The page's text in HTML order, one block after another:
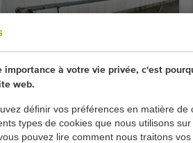
importance à votre vie privée, c'est
web.
définir vos préférences en matière de
types de cookies que nous utilisons
vous pouvez lire comment nous traitons
Super occasion
Javo 610 -15 convoyeur 610
Ajouter